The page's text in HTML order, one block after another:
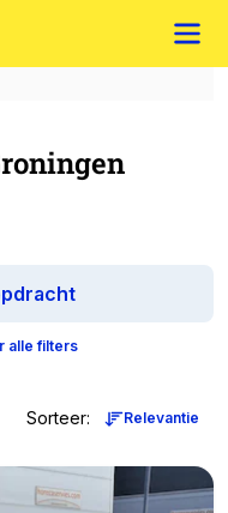
alle filters
Sorteer: Relevantie